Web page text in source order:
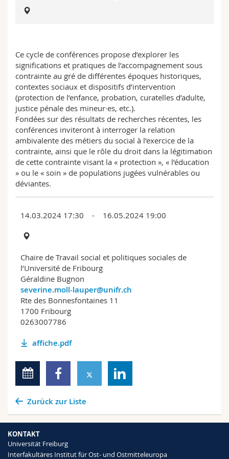
Math.-Nat. und Med. Fak.
Mitarbeitende
Webmail
MyUnifr
Ce cycle de conférences propose d’explorer les
significations et pratiques de l’accompagnement sous
contrainte au gré de différentes époques historiques,
contextes sociaux et dispositifs d’intervention
(protection de l’enfance, probation, curatelles d’adulte,
justice pénale des mineur∙es, etc.).
Fondées sur des résultats de recherches récentes, les
conférences inviteront à interroger la relation
ambivalente des métiers du social à l’exercice de la
contrainte, ainsi que le rôle du droit dans la légitimation
de cette contrainte visant la « protection », « l’éducation
» ou le « soin » de populations jugées vulnérables ou
déviantes.
14.03.2024 17:30 - 16.05.2024 19:00
Chaire de Travail social et politiques sociales de
l’Université de Fribourg
Géraldine Bugnon
severine.moll-lauper@unifr.ch
Rte des Bonnesfontaines 11
1700 Fribourg
0263007786
affiche.pdf
Zurück zur Liste
KONTAKT
Universität Freiburg
Interfakultäres Institut für Ost- und Ostmitteleuropa